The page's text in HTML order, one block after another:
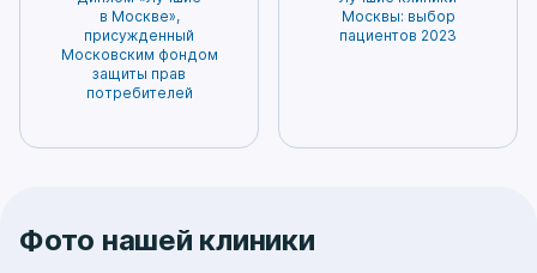
в Москве»,
присужденный
Московским фондом
защиты прав
потребителей
Москвы: выбор
пациентов 2023
Фото нашей клиники